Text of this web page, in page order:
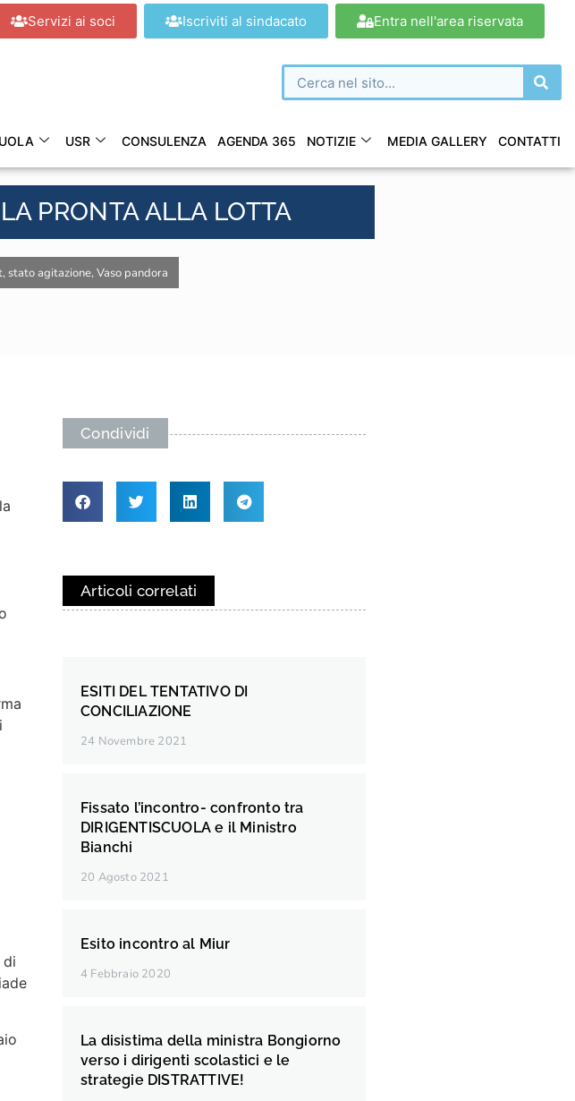
Servizi ai soci Iscriviti al sindacato Entra nell'area riservata
USR CONSULENZA AGENDA 365 NOTIZIE MEDIA GALLERY CONTATTI
PRONTA ALLA LOTTA
, stato agitazione, Vaso pandora
di
Condividi
Articoli correlati
ESITI DEL TENTATIVO DI
CONCILIAZIONE
24 Novembre 2021
Fissato l’incontro- confronto tra
DIRIGENTISCUOLA e il Ministro
Bianchi
20 Agosto 2021
Esito incontro al Miur
4 Febbraio 2020
La disistima della ministra Bongiorno
verso i dirigenti scolastici e le
strategie DISTRATTIVE!